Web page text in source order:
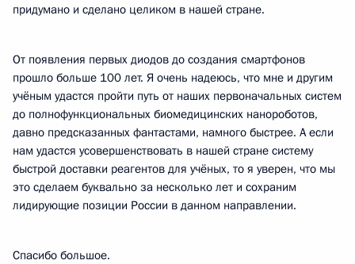
придумано и сделано целиком в нашей стране.
От появления первых диодов до создания смартфонов
прошло больше 100 лет. Я очень надеюсь, что мне и другим
учёным удастся пройти путь от наших первоначальных систем
до полнофункциональных биомедицинских нанороботов,
давно предсказанных фантастами, намного быстрее. А если
нам удастся усовершенствовать в нашей стране систему
быстрой доставки реагентов для учёных, то я уверен, что мы
это сделаем буквально за несколько лет и сохраним
лидирующие позиции России в данном направлении.
Спасибо большое.